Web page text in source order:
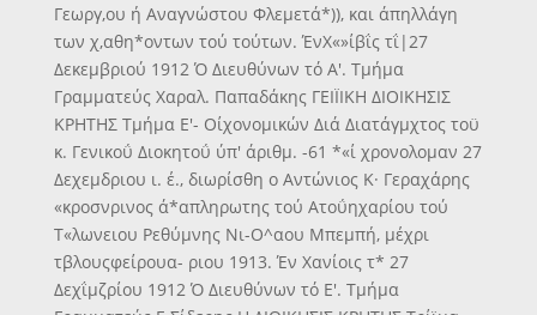
Γεωργ,ου ή Αναγνώστου Φλεμετά*)), και άπηλλάγη
των χ,αθη*οντων τού τούτων. ΈνΧ«»ίβΐς τΐ|27
Δεκεμβριού 1912 Ό Διευθύνων τό Α'. Τμήμα
Γραμματεύς Χαραλ. Παπαδάκης ΓΕΙΪΙΚΗ ΔΙΟΙΚΗΣΙΣ
ΚΡΗΤΗΣ Τμήμα Ε'- Οίχονομικών Διά Διατάγμχτος τοϋ
κ. Γενικοΰ Διοκητοΰ ύπ' άριθμ. -61 *«ί χρονολομαν 27
Δεχεμδριου ι. έ., διωρίσθη ο Αντώνιος Κ· Γεραχάρης
«κροσνρινος ά*απληρωτης τού Ατοΰηχαρίου τού
Τ«λωνειου Ρεθύμνης Νι-Ο^αου Μπεμπή, μέχρι
τβλουςφείρουα- ριου 1913. Έν Χανίοις τ* 27
Δεχΐμζρίου 1912 Ό Διευθύνων τό Ε'. Τμήμα